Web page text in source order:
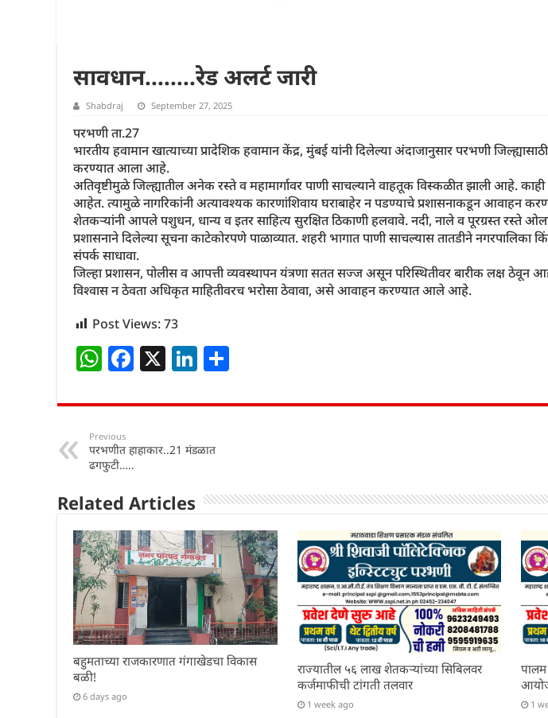
सावधान……..रेड अलर्ट जारी
Shabdraj September 27, 2025
परभणी ता.27
भारतीय हवामान खात्याच्या प्रादेशिक हवामान केंद्र, मुंबई यांनी दिलेल्या अंदाजानुसार परभणी
करण्यात आला आहे.
अतिवृष्टीमुळे जिल्ह्यातील अनेक रस्ते व महामार्गावर पाणी साचल्याने वाहतूक विस्कळीत झाली आहे.
आहेत. त्यामुळे नागरिकांनी अत्यावश्यक कारणांशिवाय घराबाहेर न पडण्याचे प्रशासनाकडून आवाहन
शेतकऱ्यांनी आपले पशुधन, धान्य व इतर साहित्य सुरक्षित ठिकाणी हलवावे. नदी, नाले व पूरग्रस्त रस्ते
प्रशासनाने दिलेल्या सूचना काटेकोरपणे पाळाव्यात. शहरी भागात पाणी साचल्यास तातडीने नगरपालिका
संपर्क साधावा.
जिल्हा प्रशासन, पोलीस व आपत्ती व्यवस्थापन यंत्रणा सतत सज्ज असून परिस्थितीवर बारीक लक्ष ठेवून
विश्वास न ठेवता अधिकृत माहितीवरच भरोसा ठेवावा, असे आवाहन करण्यात आले आहे.
Post Views:73
W
at
s
A
p
F
c
b
o
k
X Li
k
dI
n
ar
Previous
परभणीत हाहाकार..21 मंडळात
ढगफुटी…..
Related Articles
बहुमताच्या राजकारणात गंगाखेडचा विकास
बळी!
6 days ago
राज्यातील ५६ लाख शेतकऱ्यांच्या सिबिलवर
कर्जमाफीची टांगती तलवार
1 week ago 1